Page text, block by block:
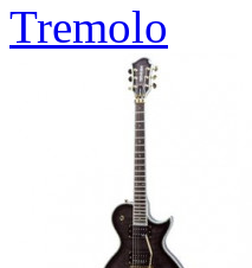
Tremolo